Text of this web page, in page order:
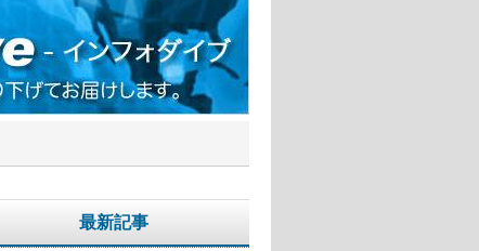
最新記事